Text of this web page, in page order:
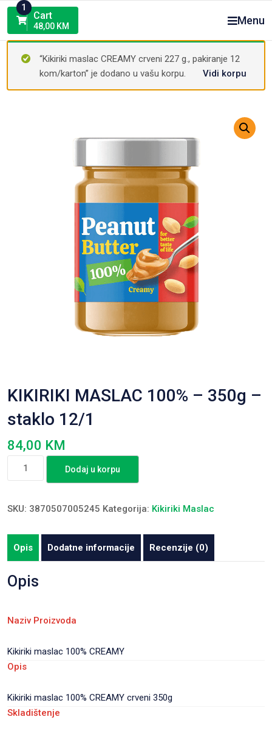
Skip
content
1
Cart
48,00 KM Menu
“Kikiriki maslac CREAMY crveni 227 g., pakiranje 12
kom/karton” je dodano u vašu korpu.
Vidi korpu
KIKIRIKI MASLAC 100% – 350g –
staklo 12/1
84,00 KM
KIKIRIKI
-
-
staklo
12/1
količina
Dodaj u korpu
SKU: 3870507005245 Kategorija: Kikiriki Maslac
Opis Dodatne informacije Recenzije (0)
Opis
Naziv Proizvoda
Kikiriki maslac 100% CREAMY
Opis
Kikiriki maslac 100% CREAMY crveni 350g
Skladištenje